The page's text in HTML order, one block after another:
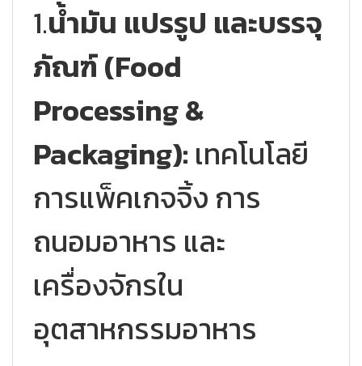
1.น้ำมัน แปรรูป และบรรจุ
ภัณฑ์ (Food
Processing &
Packaging): เทคโนโลยี
การแพ็คเกจจิ้ง การ
ถนอมอาหาร และ
เครื่องจักรใน
อุตสาหกรรมอาหาร